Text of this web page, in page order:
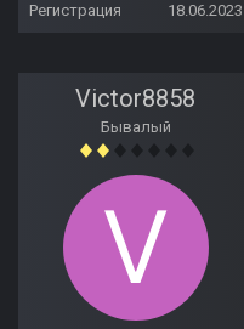
Регистрация
18.06.2023
Victor8858
Бывалый